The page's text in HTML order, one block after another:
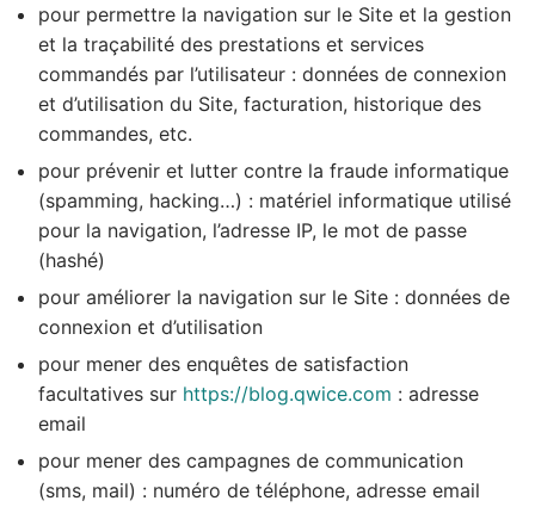
pour permettre la navigation sur le Site et la gestion
et la traçabilité des prestations et services
commandés par l’utilisateur : données de connexion
et d’utilisation du Site, facturation, historique des
commandes, etc.
pour prévenir et lutter contre la fraude informatique
(spamming, hacking…) : matériel informatique utilisé
pour la navigation, l’adresse IP, le mot de passe
(hashé)
pour améliorer la navigation sur le Site : données de
connexion et d’utilisation
pour mener des enquêtes de satisfaction
facultatives sur https://blog.qwice.com : adresse
email
pour mener des campagnes de communication
(sms, mail) : numéro de téléphone, adresse email